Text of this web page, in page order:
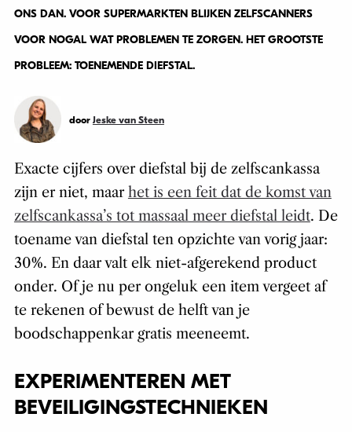
ONS DAN. VOOR SUPERMARKTEN BLIJKEN ZELFSCANNERS
VOOR NOGAL WAT PROBLEMEN TE ZORGEN. HET GROOTSTE
PROBLEEM: TOENEMENDE DIEFSTAL.
door Jeske van Steen
Exacte cijfers over diefstal bij de zelfscankassa
zijn er niet, maarhet is een feit dat de komst van
zelfscankassa’s tot massaal meer diefstal leidt. De
toename van diefstal ten opzichte van vorig jaar:
30%. En daar valt elk niet-afgerekend product
onder. Of je nu per ongeluk een item vergeet af
te rekenen of bewust de helft van je
boodschappenkar gratis meeneemt.
EXPERIMENTEREN MET
BEVEILIGINGSTECHNIEKEN